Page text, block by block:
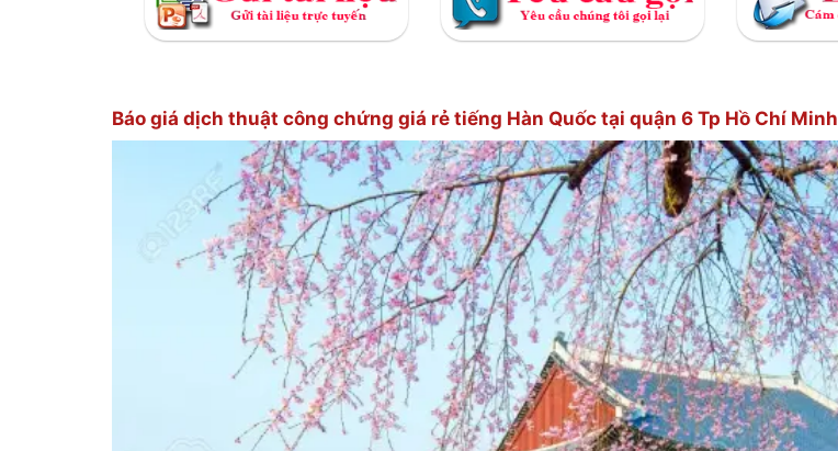
Báo giá dịch thuật công chứng giá rẻ tiếng Hàn Quốc tại quận 6 Tp Hồ Chí Minh